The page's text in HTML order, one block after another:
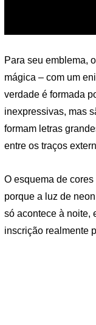
Para seu emblema,
mágica – com um
verdade é formada
inexpressivas, mas
formam letras
entre os traços
O esquema de
porque a luz de
só acontece à noite,
inscrição realmente